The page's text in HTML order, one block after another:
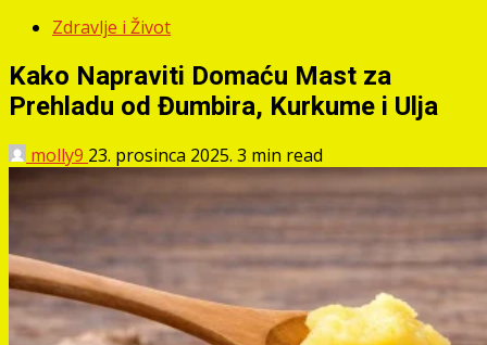
Zdravlje i Život
Kako Napraviti Domaću Mast za
Prehladu od Đumbira, Kurkume i Ulja
molly9 23. prosinca 2025. 3 min read